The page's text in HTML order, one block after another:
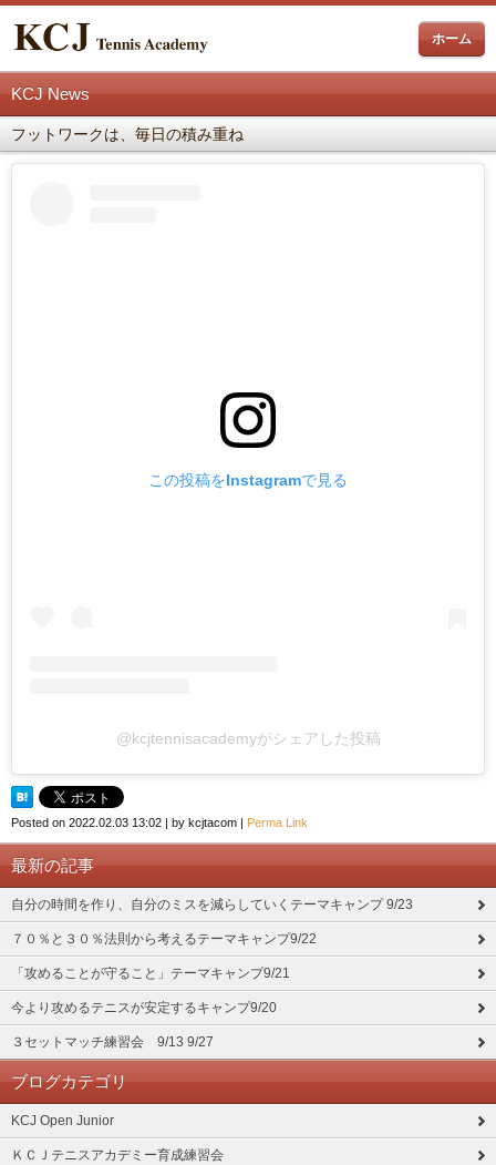
ホーム
KCJ News
フットワークは、毎日の積み重ね
この投稿をInstagramで見る
@kcjtennisacademyがシェアした投稿
Posted on 2022.02.03 13:02 | by kcjtacom | Perma Link
最新の記事
自分の時間を作り、自分のミスを減らしていくテーマキャンプ 9/23
７０％と３０％法則から考えるテーマキャンプ9/22
「攻めることが守ること」テーマキャンプ9/21
今より攻めるテニスが安定するキャンプ9/20
３セットマッチ練習会 9/13 9/27
ブログカテゴリ
KCJ Open Junior
ＫＣＪテニスアカデミー育成練習会